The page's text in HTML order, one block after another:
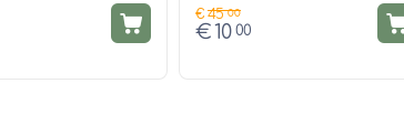
€45 00
€10 00